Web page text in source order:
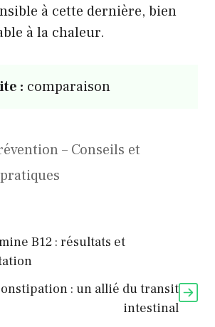
à cette dernière, bien
à la chaleur.
: comparaison
– Conseils et
B12 : résultats et
: un allié du transit
intestinal